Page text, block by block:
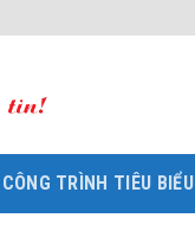
CÔNG TRÌNH TIÊU BIỂU